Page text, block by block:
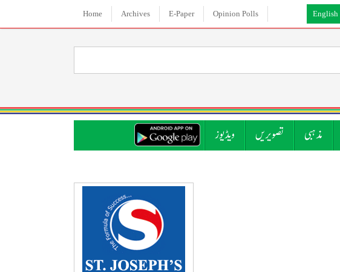
English
Home Archives E-Paper Opinion Polls
مذہبی تصویریں ویڈیوز